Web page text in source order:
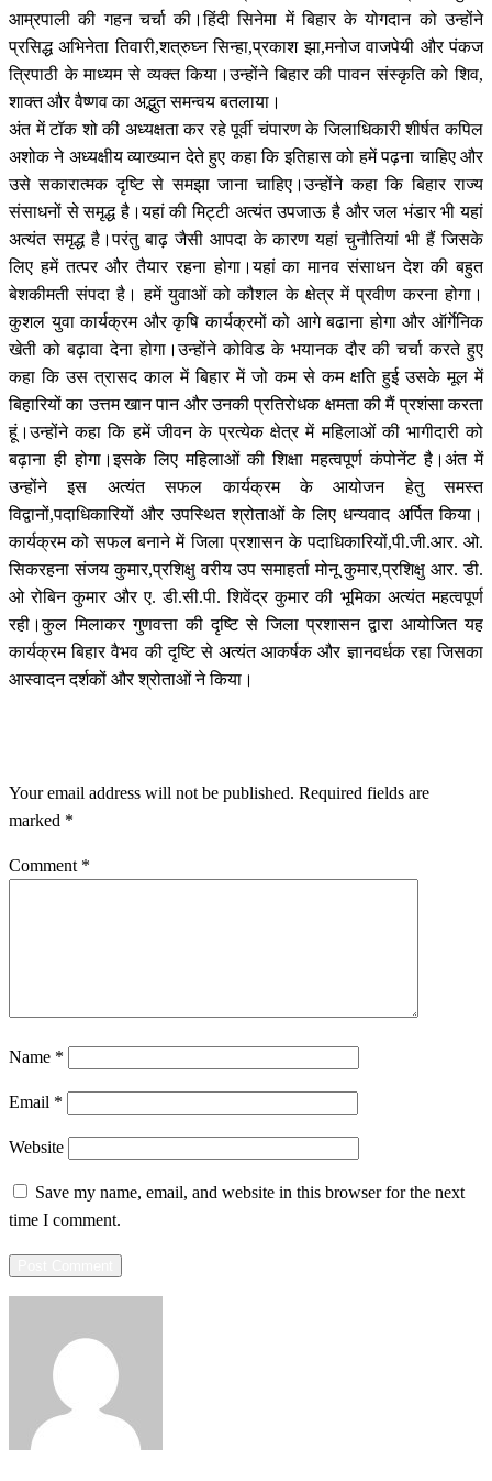
आम्रपाली की गहन चर्चा की।हिंदी सिनेमा में बिहार के योगदान को उन्होंने
प्रसिद्ध अभिनेता तिवारी,शत्रुघ्न सिन्हा,प्रकाश झा,मनोज वाजपेयी और पंकज
त्रिपाठी के माध्यम से व्यक्त किया।उन्होंने बिहार की पावन संस्कृति को शिव,
शाक्त और वैष्णव का अद्भुत समन्वय बतलाया।
अंत में टॉक शो की अध्यक्षता कर रहे पूर्वी चंपारण के जिलाधिकारी शीर्षत कपिल
अशोक ने अध्यक्षीय व्याख्यान देते हुए कहा कि इतिहास को हमें पढ़ना चाहिए और
उसे सकारात्मक दृष्टि से समझा जाना चाहिए।उन्होंने कहा कि बिहार राज्य
संसाधनों से समृद्ध है।यहां की मिट्टी अत्यंत उपजाऊ है और जल भंडार भी यहां
अत्यंत समृद्ध है।परंतु बाढ़ जैसी आपदा के कारण यहां चुनौतियां भी हैं जिसके
लिए हमें तत्पर और तैयार रहना होगा।यहां का मानव संसाधन देश की बहुत
बेशकीमती संपदा है। हमें युवाओं को कौशल के क्षेत्र में प्रवीण करना होगा।
कुशल युवा कार्यक्रम और कृषि कार्यक्रमों को आगे बढाना होगा और ऑर्गेनिक
खेती को बढ़ावा देना होगा।उन्होंने कोविड के भयानक दौर की चर्चा करते हुए
कहा कि उस त्रासद काल में बिहार में जो कम से कम क्षति हुई उसके मूल में
बिहारियों का उत्तम खान पान और उनकी प्रतिरोधक क्षमता की मैं प्रशंसा करता
हूं।उन्होंने कहा कि हमें जीवन के प्रत्येक क्षेत्र में महिलाओं की भागीदारी को
बढ़ाना ही होगा।इसके लिए महिलाओं की शिक्षा महत्वपूर्ण कंपोनेंट है।अंत में
उन्होंने इस अत्यंत सफल कार्यक्रम के आयोजन हेतु समस्त
विद्वानों,पदाधिकारियों और उपस्थित श्रोताओं के लिए धन्यवाद अर्पित किया।
कार्यक्रम को सफल बनाने में जिला प्रशासन के पदाधिकारियों,पी.जी.आर. ओ.
सिकरहना संजय कुमार,प्रशिक्षु वरीय उप समाहर्ता मोनू कुमार,प्रशिक्षु आर. डी.
ओ रोबिन कुमार और ए. डी.सी.पी. शिवेंद्र कुमार की भूमिका अत्यंत महत्वपूर्ण
रही।कुल मिलाकर गुणवत्ता की दृष्टि से जिला प्रशासन द्वारा आयोजित यह
कार्यक्रम बिहार वैभव की दृष्टि से अत्यंत आकर्षक और ज्ञानवर्धक रहा जिसका
आस्वादन दर्शकों और श्रोताओं ने किया।
Your email address will not be published. Required fields are
marked *
Comment *
Name *
Email *
Website
Save my name, email, and website in this browser for the next
time I comment.